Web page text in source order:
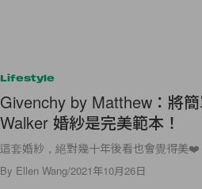
Lifestyle
Givenchy by Matthew：將
Walker 婚紗是完美範本！
這套婚紗，絕對幾十年後看也會覺得美❤️
By Ellen Wang/2021年10月26日